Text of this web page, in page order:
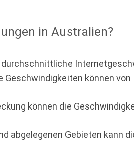
in Australien?
durchschnittliche
Geschwindigkeiten können von
können die
abgelegenen Gebieten kann